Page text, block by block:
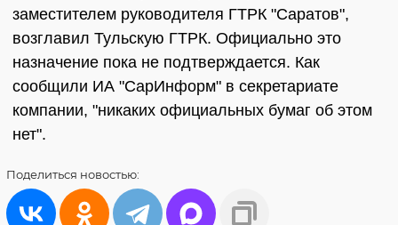
заместителем руководителя ГТРК "Саратов",
возглавил Тульскую ГТРК. Официально это
назначение пока не подтверждается. Как
сообщили ИА "СарИнформ" в секретариате
компании, "никаких официальных бумаг об этом
нет".
Поделиться новостью: